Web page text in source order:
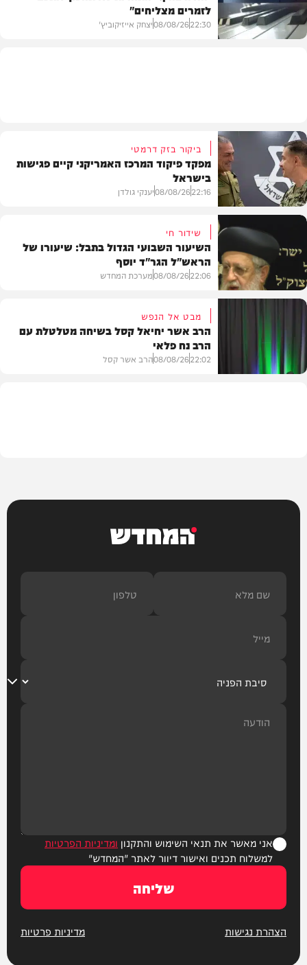
מדיני
לזמרים מצליחים"
22:30
08/08/26יצחק אייזיקוביץ'
חדשות
ביקור בזק דרמטי
מפקד פיקוד המרכז האמריקני קיים פגישות
בישראל
22:16
08/08/26יענקי גולדן
וידאו
שידור חי
השיעור השבועי הגדול בתבל: שיעורו של
הראש"ל הגר"ד יוסף
22:06
08/08/26מערכת המחדש
מבט אל הנפש
הרב אשר יחיאל קסל בשיחה מטלטלת עם
הרב נח פלאי
22:02
08/08/26הרב אשר קסל
המחדש
אני מאשר את תנאי השימוש והתקנון ומדיניות הפרטיות
למשלוח תכנים ואישור דיוור לאתר "המחדש"
שליחה
הצהרת נגישות מדיניות פרטיות